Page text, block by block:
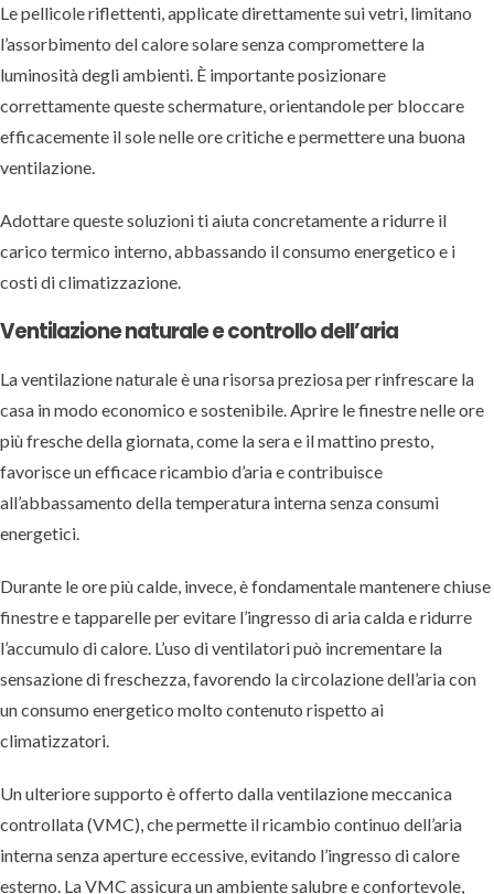
Le pellicole riflettenti, applicate direttamente sui vetri, limitano
l’assorbimento del calore solare senza compromettere la
luminosità degli ambienti. È importante posizionare
correttamente queste schermature, orientandole per bloccare
efficacemente il sole nelle ore critiche e permettere una buona
ventilazione.
Adottare queste soluzioni ti aiuta concretamente a ridurre il
carico termico interno, abbassando il consumo energetico e i
costi di climatizzazione.
Ventilazione naturale e controllo dell’aria
La ventilazione naturale è una risorsa preziosa per rinfrescare la
casa in modo economico e sostenibile. Aprire le finestre nelle ore
più fresche della giornata, come la sera e il mattino presto,
favorisce un efficace ricambio d’aria e contribuisce
all’abbassamento della temperatura interna senza consumi
energetici.
Durante le ore più calde, invece, è fondamentale mantenere chiuse
finestre e tapparelle per evitare l’ingresso di aria calda e ridurre
l’accumulo di calore. L’uso di ventilatori può incrementare la
sensazione di freschezza, favorendo la circolazione dell’aria con
un consumo energetico molto contenuto rispetto ai
climatizzatori.
Un ulteriore supporto è offerto dalla ventilazione meccanica
controllata (VMC), che permette il ricambio continuo dell’aria
interna senza aperture eccessive, evitando l’ingresso di calore
esterno. La VMC assicura un ambiente salubre e confortevole,